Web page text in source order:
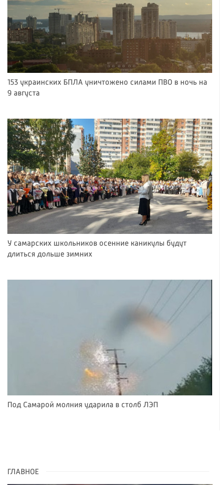
153 украинских БПЛА уничтожено силами ПВО в ночь на
9 августа
У самарских школьников осенние каникулы будут
длиться дольше зимних
Под Самарой молния ударила в столб ЛЭП
ГЛАВНОЕ